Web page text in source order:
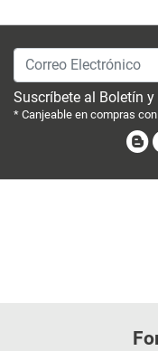
Correo Electrónico
Suscríbete al Boletín
* Canjeable en compras